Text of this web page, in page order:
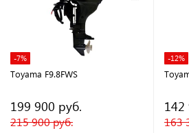
-7%
Toyama F9.8FWS
199 900 руб.
215 900 руб.
-12%
142
163